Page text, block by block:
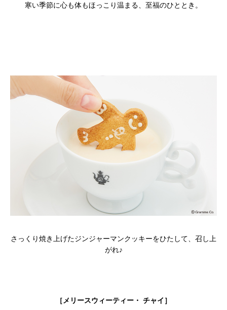
寒い季節に心も体もほっこり温まる、至福のひととき。
さっくり焼き上げたジンジャーマンクッキーをひたして、召し上
がれ♪
［メリースウィーティー・ チャイ］